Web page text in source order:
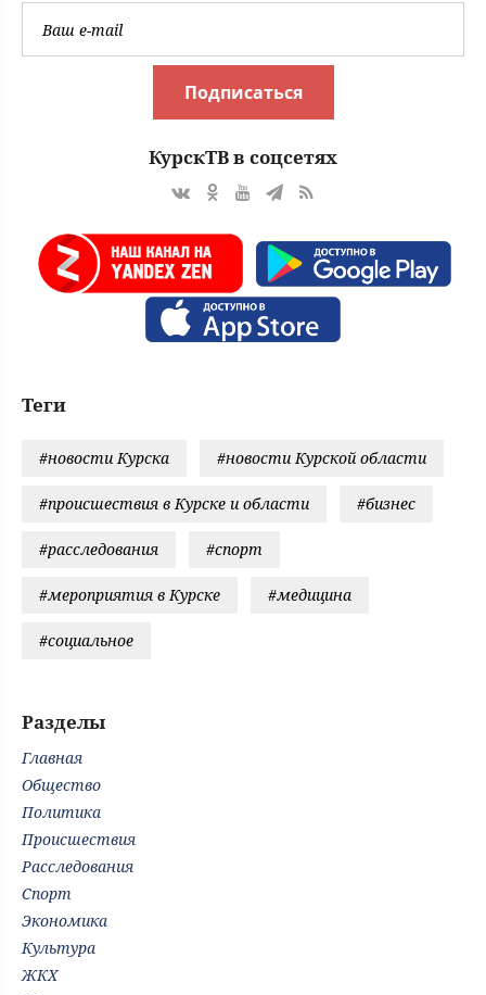
Подписаться
КурскТВ в соцсетях
Теги
#новости Курска #новости Курской области
#происшествия в Курске и области #бизнес
#расследования #спорт
#мероприятия в Курске #медицина
#социальное
Разделы
Главная
Общество
Политика
Происшествия
Расследования
Спорт
Экономика
Культура
ЖКХ